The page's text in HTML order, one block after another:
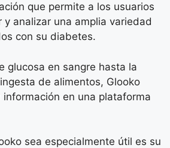
que permite a los usuarios
y analizar una amplia variedad
con su diabetes.
glucosa en sangre hasta la
de alimentos, Glooko
en una plataforma
sea especialmente útil es su